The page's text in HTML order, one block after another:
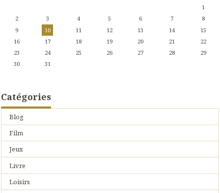
1
2
3 4 5 6 7
8
9
10 11 12 13 14
15
16
17 18 19 20 21
22
23
24 25 26 27 28
29
30
31
Catégories
Blog
Film
Jeux
Livre
Loisirs